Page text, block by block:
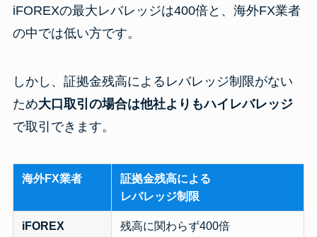
iFOREXの最大レバレッジは400倍と、海外FX業者
の中では低い方です。
しかし、証拠金残高によるレバレッジ制限がない
ため大口取引の場合は他社よりもハイレバレッジ
で取引できます。
海外FX業者
証拠金残高による
レバレッジ制限
iFOREX 残高に関わらず400倍